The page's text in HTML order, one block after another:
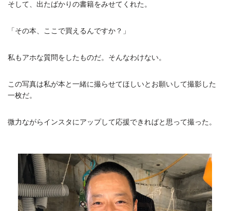
そして、出たばかりの書籍をみせてくれた。
「その本、ここで買えるんですか？」
私もアホな質問をしたものだ。そんなわけない。
この写真は私が本と一緒に撮らせてほしいとお願いして撮影した
一枚だ。
微力ながらインスタにアップして応援できればと思って撮った。